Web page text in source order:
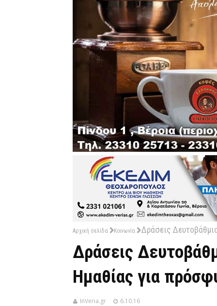
Αρχική σελίδα Κοινωνία Δράσεις
Δράσεις
Ημαθίας για
InVeria.gr 6.10.16